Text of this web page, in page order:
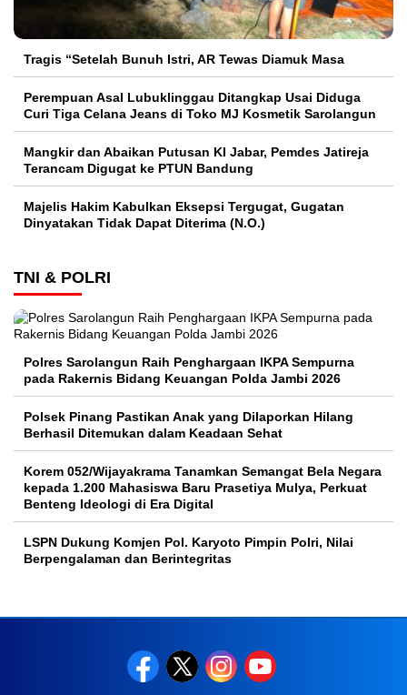
Tragis “Setelah Bunuh Istri, AR Tewas Diamuk Masa
Perempuan Asal Lubuklinggau Ditangkap Usai Diduga
Curi Tiga Celana Jeans di Toko MJ Kosmetik Sarolangun
Mangkir dan Abaikan Putusan KI Jabar, Pemdes Jatireja
Terancam Digugat ke PTUN Bandung
Majelis Hakim Kabulkan Eksepsi Tergugat, Gugatan
Dinyatakan Tidak Dapat Diterima (N.O.)
TNI & POLRI
Polres Sarolangun Raih Penghargaan IKPA Sempurna
pada Rakernis Bidang Keuangan Polda Jambi 2026
Polsek Pinang Pastikan Anak yang Dilaporkan Hilang
Berhasil Ditemukan dalam Keadaan Sehat
Korem 052/Wijayakrama Tanamkan Semangat Bela Negara
kepada 1.200 Mahasiswa Baru Prasetiya Mulya, Perkuat
Benteng Ideologi di Era Digital
LSPN Dukung Komjen Pol. Karyoto Pimpin Polri, Nilai
Berpengalaman dan Berintegritas